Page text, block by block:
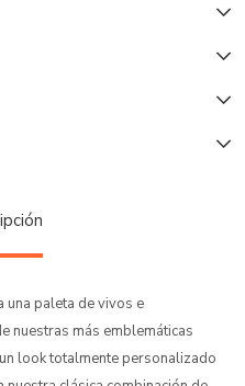
una paleta de vivos e
nuestras más emblemáticas
look totalmente personalizado